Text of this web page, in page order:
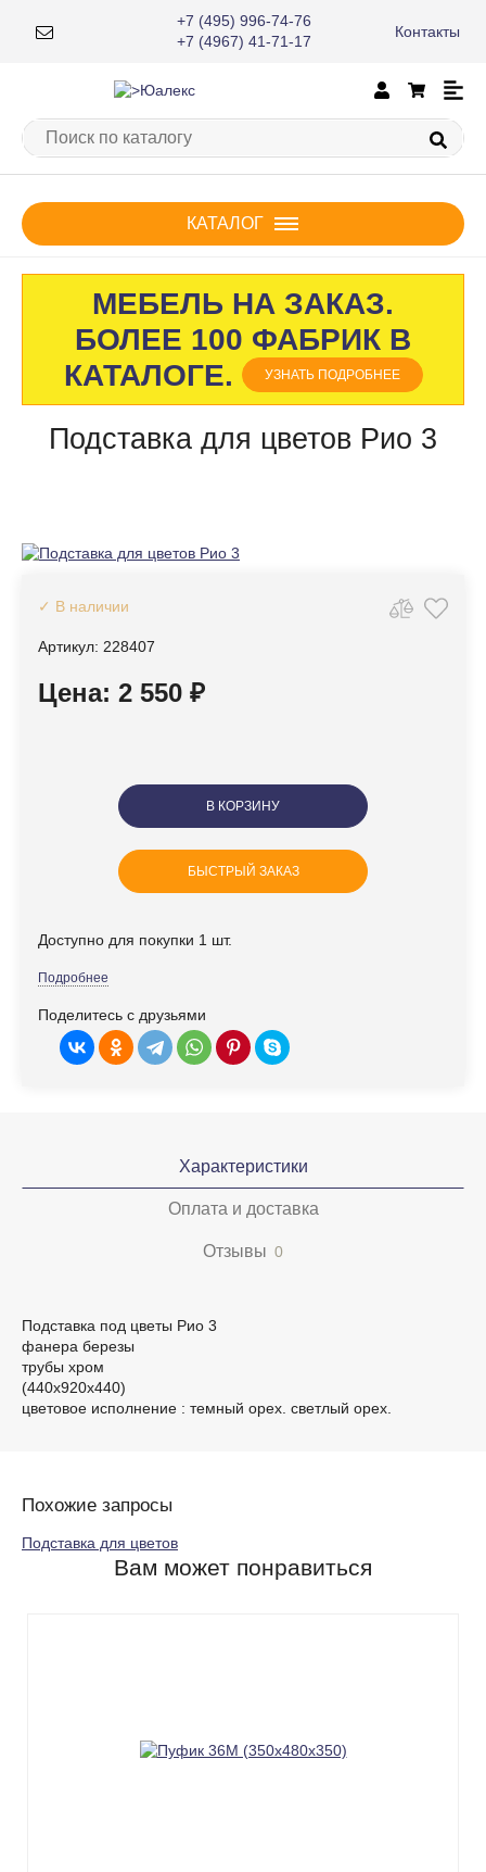
+7 (495) 996-74-76
+7 (4967) 41-71-17
Контакты
×
КАТАЛОГ
МЕБЕЛЬ НА ЗАКАЗ.
БОЛЕЕ 100 ФАБРИК В
КАТАЛОГЕ.
УЗНАТЬ ПОДРОБНЕЕ
Подставка для цветов Рио 3
✓ В наличии
Артикул: 228407
Цена: 2 550 ₽
В КОРЗИНУ
БЫСТРЫЙ ЗАКАЗ
Доступно для покупки 1 шт.
Подробнее
Поделитесь с друзьями
Характеристики
Оплата и доставка
Отзывы 0
Подставка под цветы Рио 3
фанера березы
трубы хром
(440х920х440)
цветовое исполнение : темный орех. светлый орех.
Похожие запросы
Подставка для цветов
Вам может понравиться